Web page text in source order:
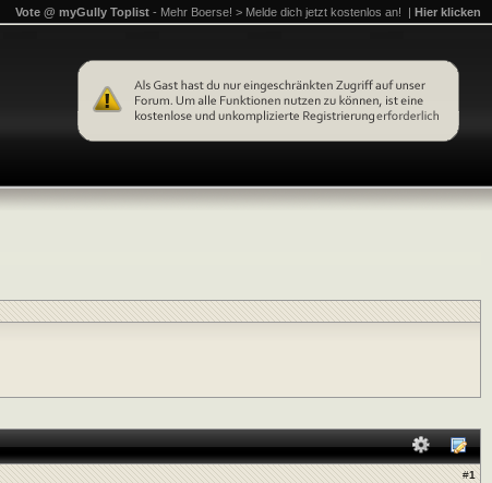
Vote @ myGully Toplist - Mehr Boerse! > Melde dich jetzt kostenlos an! | Hier klicken
#1